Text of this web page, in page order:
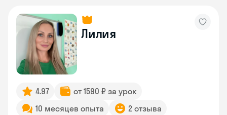
Лилия
4.97
от 1590 ₽ за урок
10 месяцев опыта
2 отзыва